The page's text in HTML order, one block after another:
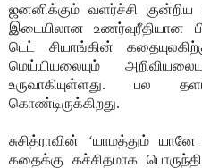
ஜனனிக்கும் வளர்ச்சி குன்றிய
இடையிலான உணர்வுரீதியான
டெட் சியாங்கின்
மெய்யியலையும்
உருவாகியுள்ளது. பல
கொண்டிருக்கிறது.
சுசித்ராவின் ‘யாமத்தும்
கதைக்கு கச்சிதமாக